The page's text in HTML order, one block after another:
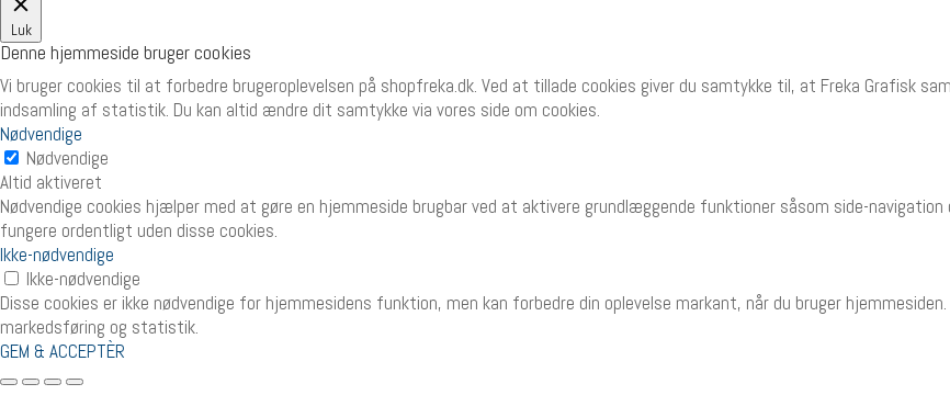
Luk
Denne hjemmeside bruger cookies
Vi bruger cookies til at forbedre brugeroplevelsen på shopfreka.dk. Ved at tillade cookies giver du samtykke til, at Freka Grafisk
indsamling af statistik. Du kan altid ændre dit samtykke via vores side om cookies.
Nødvendige
Nødvendige
Altid aktiveret
Nødvendige cookies hjælper med at gøre en hjemmeside brugbar ved at aktivere grundlæggende funktioner såsom side-
fungere ordentligt uden disse cookies.
Ikke-nødvendige
Ikke-nødvendige
Disse cookies er ikke nødvendige for hjemmesidens funktion, men kan forbedre din oplevelse markant, når du bruger
markedsføring og statistik.
GEM & ACCEPTÈR